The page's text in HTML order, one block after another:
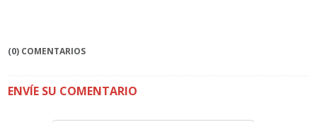
(0) COMENTARIOS
ENVÍE SU COMENTARIO